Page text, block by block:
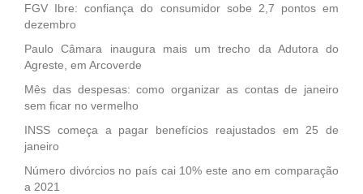
FGV Ibre: confiança do consumidor sobe 2,7 pontos em
dezembro
Paulo Câmara inaugura mais um trecho da Adutora do
Agreste, em Arcoverde
Mês das despesas: como organizar as contas de janeiro
sem ficar no vermelho
INSS começa a pagar benefícios reajustados em 25 de
janeiro
Número divórcios no país cai 10% este ano em comparação
a 2021